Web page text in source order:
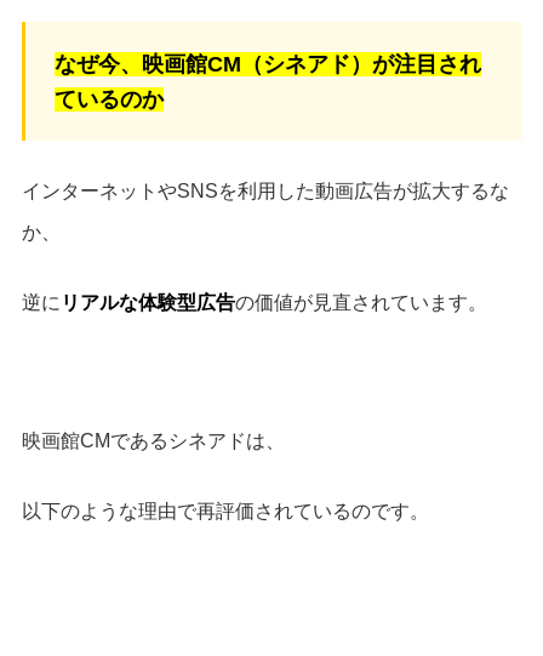
なぜ今、映画館CM（シネアド）が注目され
ているのか
インターネットやSNSを利用した動画広告が拡大するな
か、
逆に リアルな体験型広告の価値が見直されています。
映画館CMであるシネアドは、
以下のような理由で再評価されているのです。